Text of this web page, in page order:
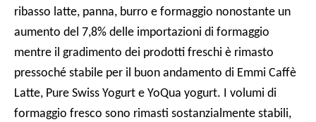
ribasso latte, panna, burro e formaggio nonostante un
aumento del 7,8% delle importazioni di formaggio
mentre il gradimento dei prodotti freschi è rimasto
pressoché stabile per il buon andamento di Emmi Caffè
Latte, Pure Swiss Yogurt e YoQua yogurt. I volumi di
formaggio fresco sono rimasti sostanzialmente stabili,